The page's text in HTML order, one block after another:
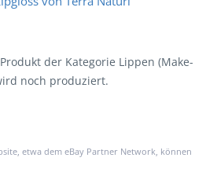
der Kategorie Lippen (Make-
noch produziert.
etwa dem eBay Partner Network, können